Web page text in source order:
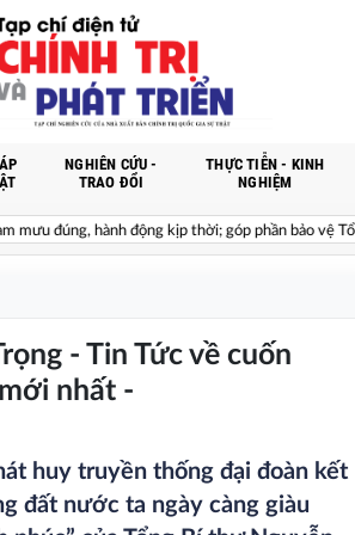
NGHIÊN CỨU -
TRAO ĐỔI
THỰC TIỄN - KINH
NGHIỆM
hành động kịp thời; góp phần bảo vệ Tổ
- Tin Tức về cuốn
nhất -
huy truyền thống đại đoàn kết
đất nước ta ngày càng giàu